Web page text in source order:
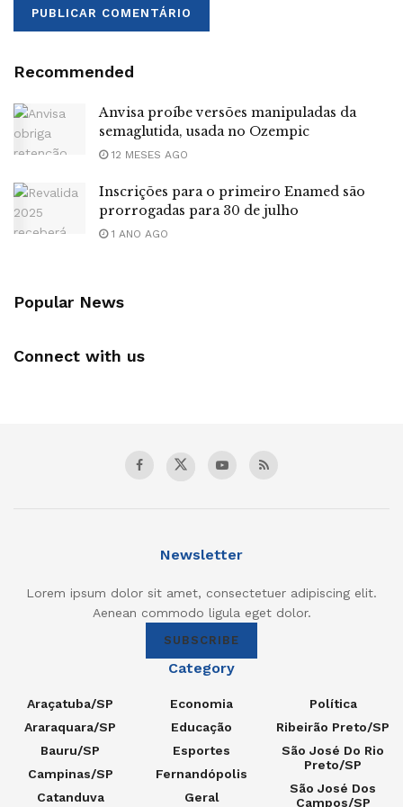
Recommended
Anvisa proíbe versões manipuladas da
semaglutida, usada no Ozempic
12 MESES AGO
Inscrições para o primeiro Enamed são
prorrogadas para 30 de julho
1 ANO AGO
Popular News
Connect with us
Newsletter
Lorem ipsum dolor sit amet, consectetuer adipiscing elit.
Aenean commodo ligula eget dolor.
SUBSCRIBE
Category
Araçatuba/SP
Araraquara/SP
Bauru/SP
Campinas/SP
Catanduva
Economia
Educação
Esportes
Fernandópolis
Geral
Política
Ribeirão Preto/SP
São José Do Rio
Preto/SP
São José Dos
Campos/SP